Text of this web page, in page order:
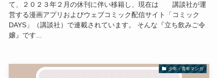
て、２０２３年２月の休刊に伴い移籍し、現在は 講談社が運
営する漫画アプリおよびウェブコミック配信サイト「コミック
DAYS」（講談社）で連載されています。 そんな『立ち飲みご令
嬢』です...
少年・青年マンガ